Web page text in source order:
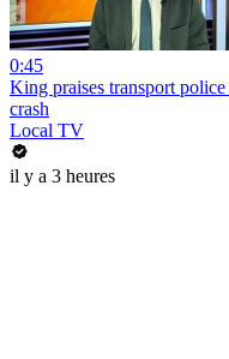
0:45
King praises transport
crash
Local TV
il y a 3 heures